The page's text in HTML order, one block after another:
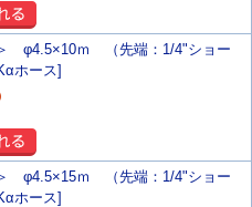
φ4.5×10ｍ （先端：1/4"ショー
ホース]
φ4.5×15ｍ （先端：1/4"ショー
ホース]